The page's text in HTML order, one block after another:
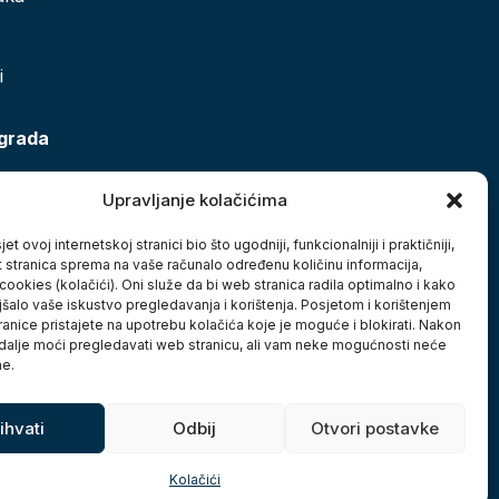
Upravljanje kolačićima
ovoj internetskoj stranici bio što ugodniji, funkcionalniji i praktičniji,
stranica sprema na vaše računalo određenu količinu informacija,
(kolačići). Oni služe da bi web stranica radila optimalno i kako
vaše iskustvo pregledavanja i korištenja. Posjetom i korištenjem
pristajete na upotrebu kolačića koje je moguće i blokirati. Nakon
moći pregledavati web stranicu, ali vam neke mogućnosti neće
Odbij Otvori postavke
Kolačići